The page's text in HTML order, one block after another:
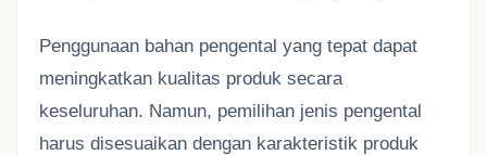
Penggunaan bahan pengental yang tepat dapat
meningkatkan kualitas produk secara
keseluruhan. Namun, pemilihan jenis pengental
harus disesuaikan dengan karakteristik produk